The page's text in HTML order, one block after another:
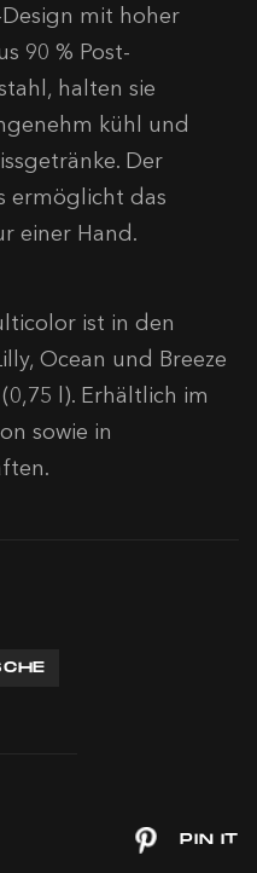
mit hoher
90 % Post-
halten sie
kühl und
Der
ermöglicht das
einer Hand.
ist in den
Ocean und Breeze
l). Erhältlich im
sowie in